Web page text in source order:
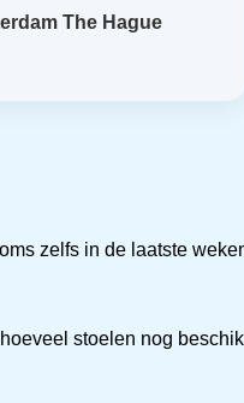
The Hague
zelfs in de laatste
stoelen nog